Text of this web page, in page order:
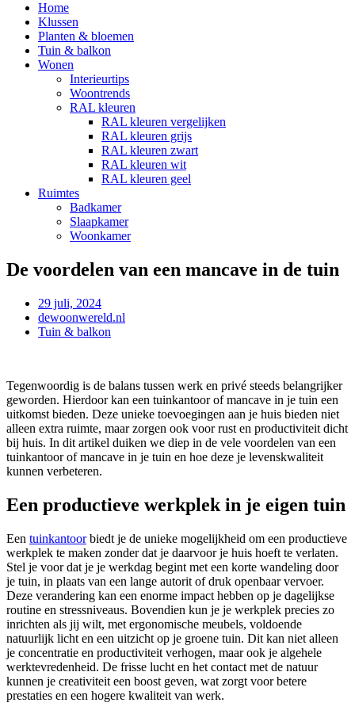
Home
Klussen
Planten & bloemen
Tuin & balkon
Wonen
Interieurtips
Woontrends
RAL kleuren
RAL kleuren vergelijken
RAL kleuren grijs
RAL kleuren zwart
RAL kleuren wit
RAL kleuren geel
Ruimtes
Badkamer
Slaapkamer
Woonkamer
De voordelen van een mancave in de tuin
29 juli, 2024
dewoonwereld.nl
Tuin & balkon
Tegenwoordig is de balans tussen werk en privé steeds belangrijker
geworden. Hierdoor kan een tuinkantoor of mancave in je tuin een
uitkomst bieden. Deze unieke toevoegingen aan je huis bieden niet
alleen extra ruimte, maar zorgen ook voor rust en productiviteit dicht
bij huis. In dit artikel duiken we diep in de vele voordelen van een
tuinkantoor of mancave in je tuin en hoe deze je levenskwaliteit
kunnen verbeteren.
Een productieve werkplek in je eigen tuin
Een tuinkantoorbiedt je de unieke mogelijkheid om een productieve
werkplek te maken zonder dat je daarvoor je huis hoeft te verlaten.
Stel je voor dat je je werkdag begint met een korte wandeling door
je tuin, in plaats van een lange autorit of druk openbaar vervoer.
Deze verandering kan een enorme impact hebben op je dagelijkse
routine en stressniveaus. Bovendien kun je je werkplek precies zo
inrichten als jij wilt, met ergonomische meubels, voldoende
natuurlijk licht en een uitzicht op je groene tuin. Dit kan niet alleen
je concentratie en productiviteit verhogen, maar ook je algehele
werktevredenheid. De frisse lucht en het contact met de natuur
kunnen je creativiteit een boost geven, wat zorgt voor betere
prestaties en een hogere kwaliteit van werk.